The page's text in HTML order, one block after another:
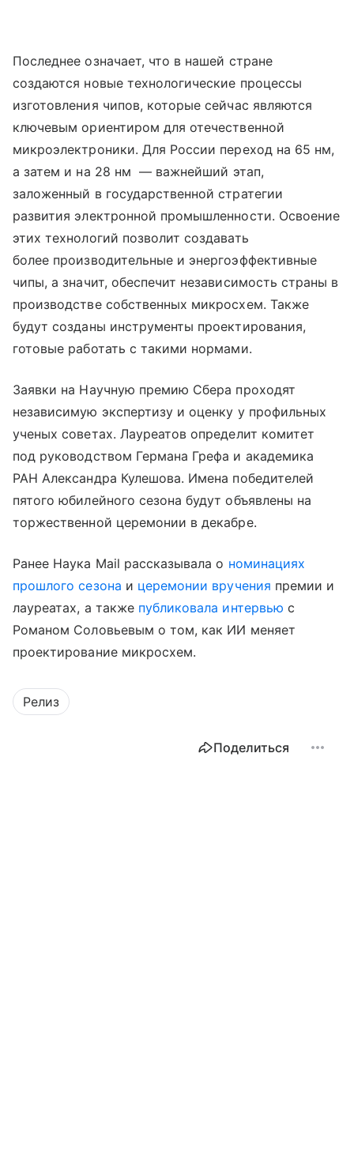
Последнее означает, что в нашей стране
создаются новые технологические процессы
изготовления чипов, которые сейчас являются
ключевым ориентиром для отечественной
микроэлектроники. Для России переход на 65 нм,
а затем и на 28 нм — важнейший этап,
заложенный в государственной стратегии
развития электронной промышленности. Освоение
этих технологий позволит создавать
более производительные и энергоэффективные
чипы, а значит, обеспечит независимость страны в
производстве собственных микросхем. Также
будут созданы инструменты проектирования,
готовые работать с такими нормами.
Заявки на Научную премию Сбера проходят
независимую экспертизу и оценку у профильных
ученых советах. Лауреатов определит комитет
под руководством Германа Грефа и академика
РАН Александра Кулешова. Имена победителей
пятого юбилейного сезона будут объявлены на
торжественной церемонии в декабре.
Ранее Наука Mail рассказывала о номинациях
прошлого сезона и церемонии вручения премии и
лауреатах, а также публиковала интервью с
Романом Соловьевым о том, как ИИ меняет
проектирование микросхем.
Релиз
Поделиться